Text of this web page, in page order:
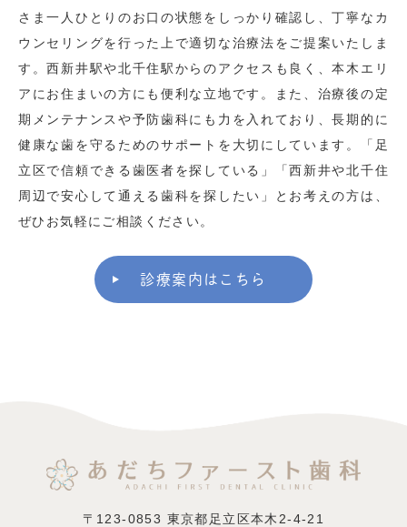
さま一人ひとりのお口の状態をしっかり確認し、丁寧なカ
ウンセリングを行った上で適切な治療法をご提案いたしま
す。西新井駅や北千住駅からのアクセスも良く、本木エリ
アにお住まいの方にも便利な立地です。また、治療後の定
期メンテナンスや予防歯科にも力を入れており、長期的に
健康な歯を守るためのサポートを大切にしています。「足
立区で信頼できる歯医者を探している」「西新井や北千住
周辺で安心して通える歯科を探したい」とお考えの方は、
ぜひお気軽にご相談ください。
診療案内はこちら
〒123-0853 東京都足立区本木2-4-21